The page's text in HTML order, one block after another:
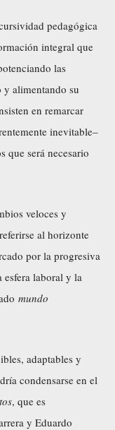
pedagógica
integral que
las
y alimentando su
en remarcar
inevitable–
que será necesario
veloces y
al horizonte
por la progresiva
esfera laboral y la
mundo
adaptables y
condensarse en el
, que es
y Eduardo